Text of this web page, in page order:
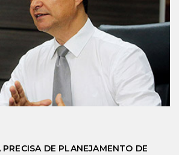
DE PLANEJAMENTO DE